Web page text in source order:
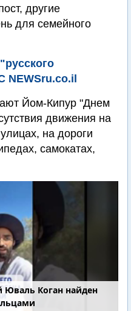
другие
для семейного
NEWSru.co.il
Йом-Кипур "Днем
движения на
на дороги
самокатах,
Юваль Коган найден